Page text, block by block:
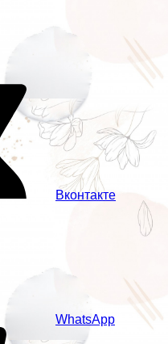
Вконтакте
WhatsApp